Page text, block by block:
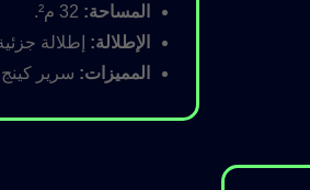
المساحة:
الإطلالة: إطلالة
المميزات: سرير